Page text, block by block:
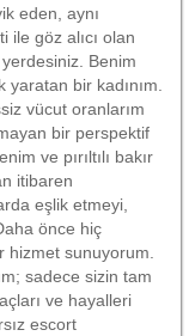
eden, aynı
göz alıcı olan
Benim
yaratan bir kadınım.
vücut oranlarım
bir perspektif
ve pırıltılı bakır
itibaren
eşlik etmeyi,
önce hiç
sunuyorum.
sadece sizin tam
ve hayalleri
escort